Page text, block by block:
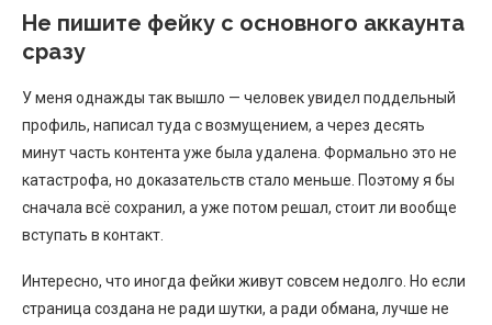
Не пишите фейку с основного аккаунта
сразу
У меня однажды так вышло — человек увидел поддельный
профиль, написал туда с возмущением, а через десять
минут часть контента уже была удалена. Формально это не
катастрофа, но доказательств стало меньше. Поэтому я бы
сначала всё сохранил, а уже потом решал, стоит ли вообще
вступать в контакт.
Интересно, что иногда фейки живут совсем недолго. Но если
страница создана не ради шутки, а ради обмана, лучше не